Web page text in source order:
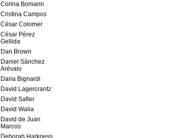
Corina Bomann
Cristina Campos
César Colomer
César Pérez
Gellida
Dan Brown
Daniel Sánchez
Arévalo
Daria Bignardi
David Lagercrantz
David Safier
David Walia
David de Juan
Marcos
Deborah Harkness